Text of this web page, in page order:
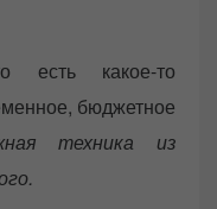
какое-то
бюджетное
техника из